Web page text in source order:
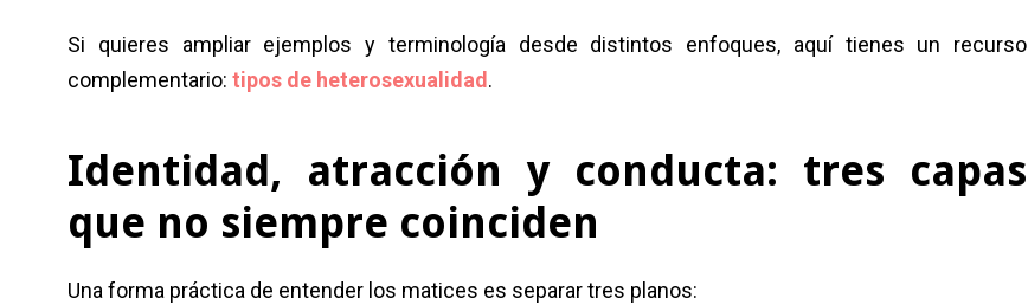
Si quieres ampliar ejemplos y terminología desde distintos enfoques, aquí tienes un recurso
complementario: tipos de heterosexualidad.
Identidad, atracción y conducta: tres capas
que no siempre coinciden
Una forma práctica de entender los matices es separar tres planos: